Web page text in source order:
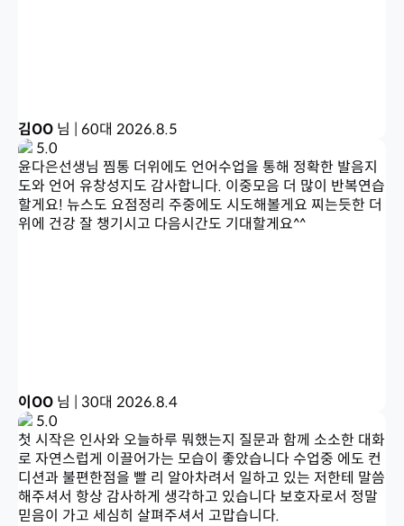
김OO 님 | 60대 2026.8.5
5.0
윤다은선생님 찜통 더위에도 언어수업을 통해 정확한 발음지
도와 언어 유창성지도 감사합니다. 이중모음 더 많이 반복연습
할게요! 뉴스도 요점정리 주중에도 시도해볼게요 찌는듯한 더
위에 건강 잘 챙기시고 다음시간도 기대할게요^^
이OO 님 | 30대 2026.8.4
5.0
첫 시작은 인사와 오늘하루 뭐했는지 질문과 함께 소소한 대화
로 자연스럽게 이끌어가는 모습이 좋았습니다 수업중 에도 컨
디션과 불편한점을 빨 리 알아차려서 일하고 있는 저한테 말씀
해주셔서 항상 감사하게 생각하고 있습니다 보호자로서 정말
믿음이 가고 세심히 살펴주셔서 고맙습니다.